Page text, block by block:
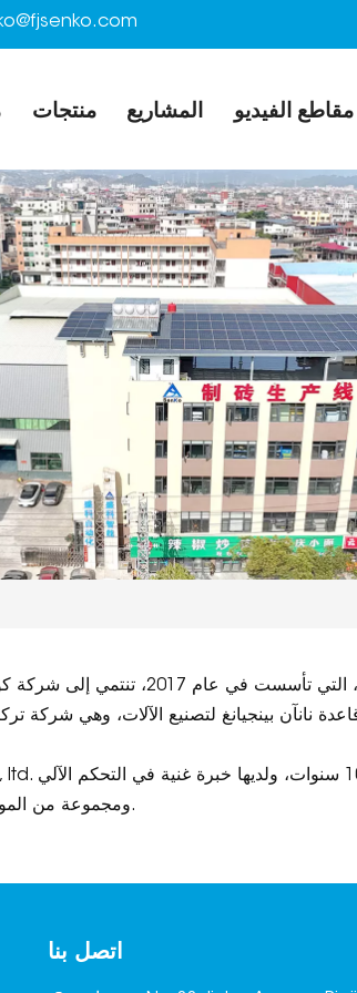
منتجات المشاريع مقاطع الفيديو
شركة كوانتشو سينكو لتصنيع المعدات
بينجيانغ لتصنيع الآلات، وهي شركة تركز
ومجموعة من المواهب المهنية ذات الخبرة الغنية في النظرية والتصميم والإنتاج العملي.
اتصل بنا